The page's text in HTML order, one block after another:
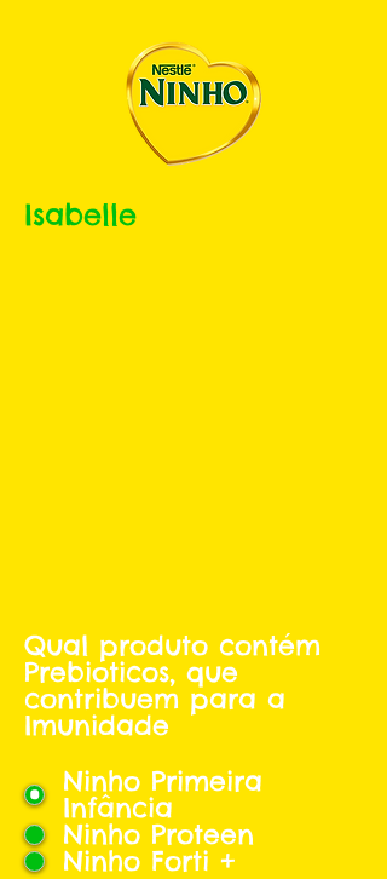
Isabelle
Qual produto contém
Prebioticos, que
contribuem para a
Imunidade
Ninho Primeira
Infância
Ninho Proteen
Ninho Forti +